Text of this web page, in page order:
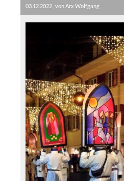
03.12.2022 , von Arx Wolfgang